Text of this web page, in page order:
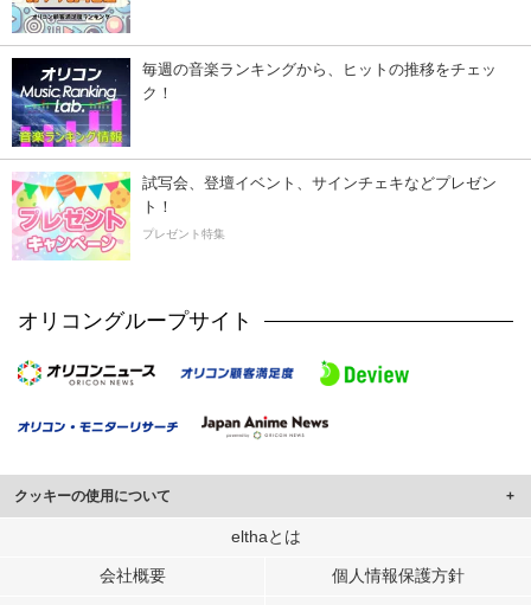
毎週の音楽ランキングから、ヒットの推移をチェッ
ク！
試写会、登壇イベント、サインチェキなどプレゼン
ト！
プレゼント特集
オリコングループサイト
クッキーの使用について
このサイトでは Cookie を使用して、ユーザーに合わせたコンテンツや広告の
行っています。
elthaとは
会社概要 個人情報保護方針